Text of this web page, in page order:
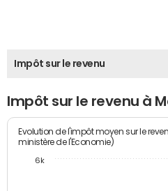
Impôt sur le revenu
Impôt sur le revenu à
Evolution de l'impôt moyen sur le
ministère de l'Economie)
6k